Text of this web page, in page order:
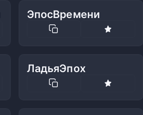
ЭпосВремени
ЛадьяЭпох